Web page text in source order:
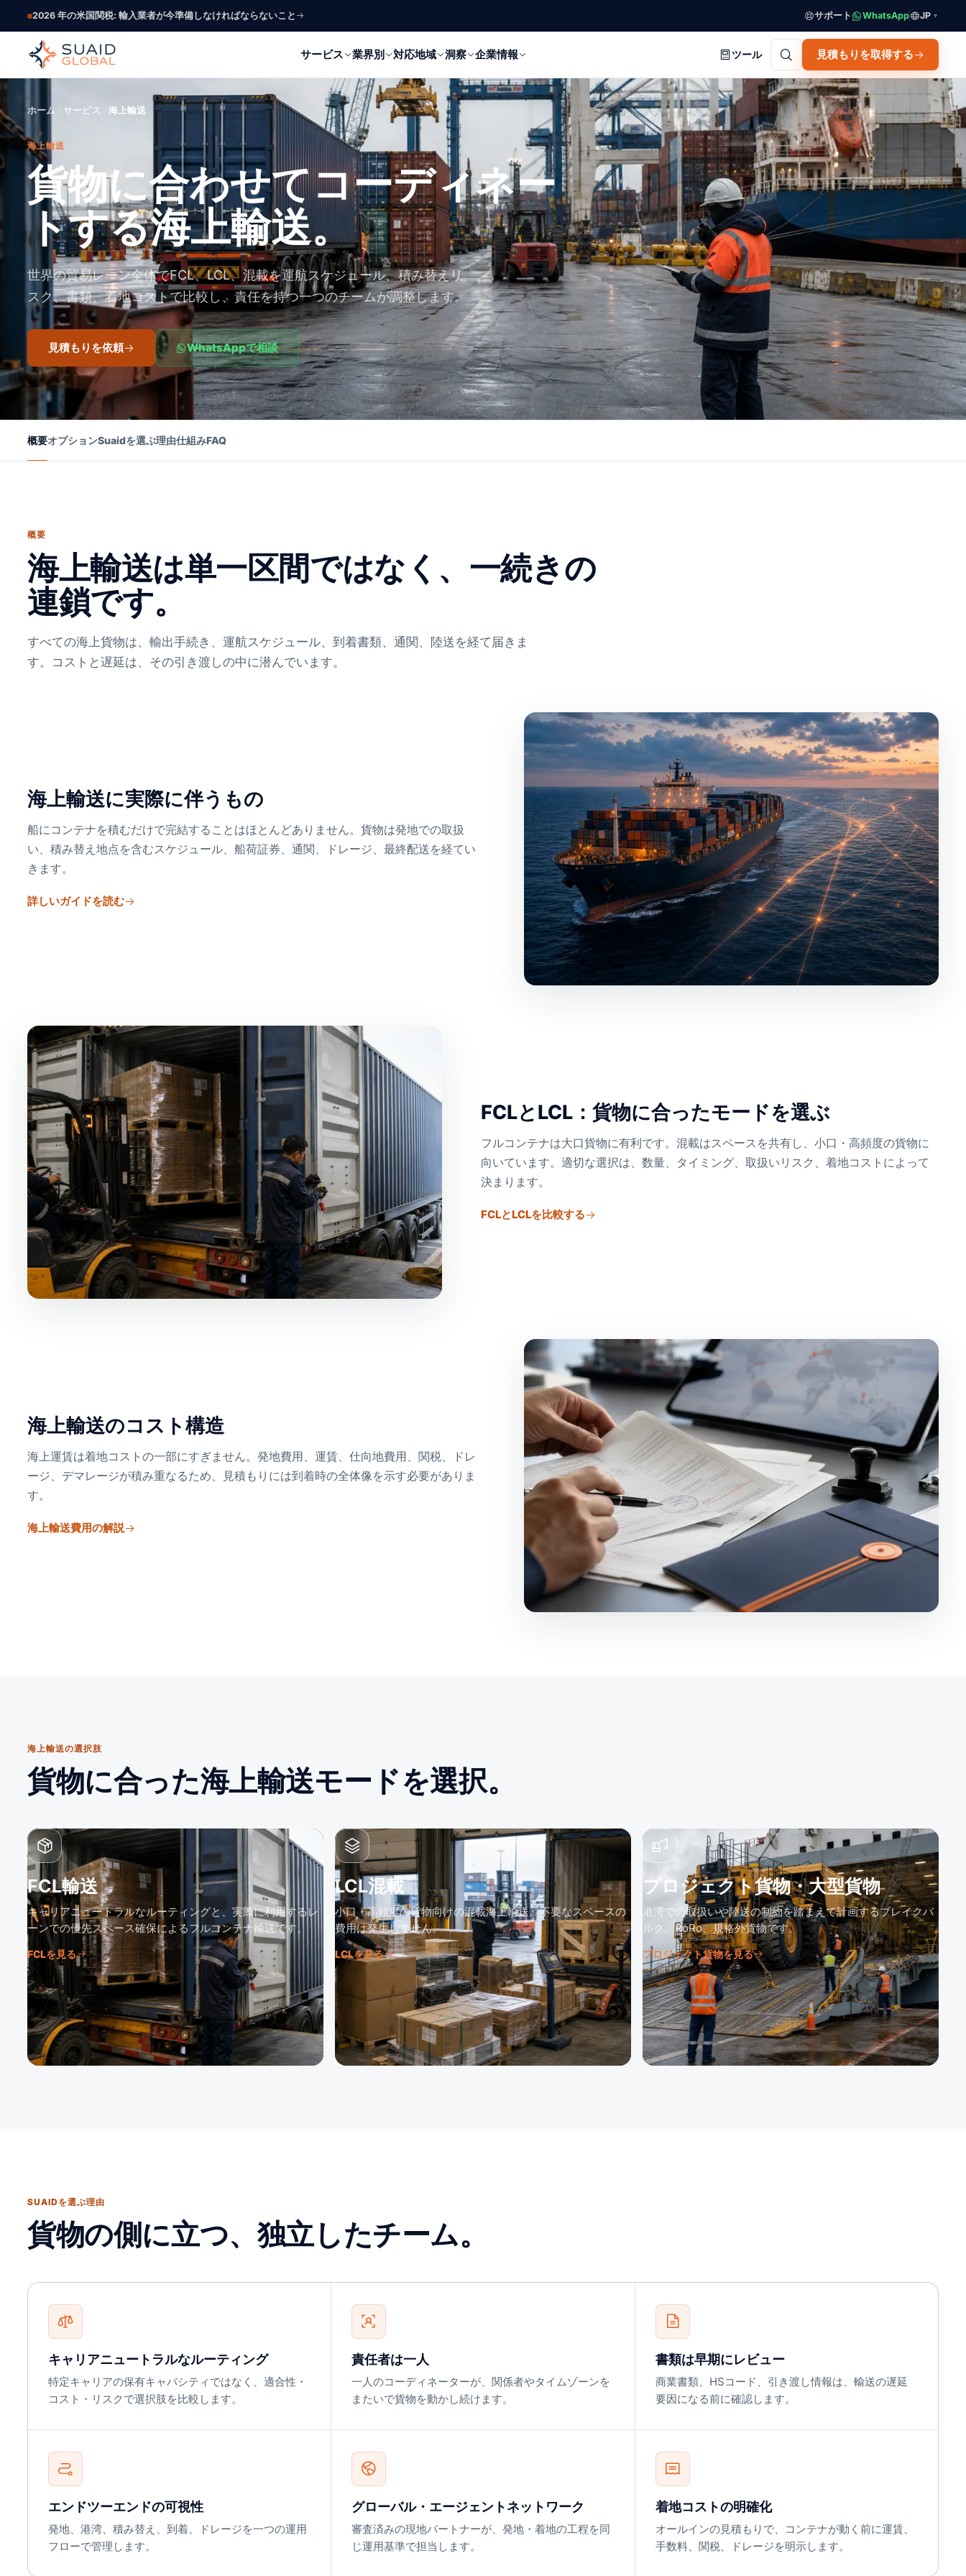
2026 年の米国関税: 輸入業者が今準備しなければならないこと サポート WhatsApp JP ▼
サービス 業界別 対応地域 洞察 企業情報 ツール 見積もりを取得する
ホーム サービス 海上輸送
海上輸送
貨物に合わせてコーディネー
トする海上輸送。
世界の貿易レーン全体でFCL、LCL、混載を運航スケジュール、積み替えリ
スク、書類、着地コストで比較し、責任を持つ一つのチームが調整します。
見積もりを依頼 WhatsAppで相談
概要オプションSuaidを選ぶ理由仕組みFAQ
概要
海上輸送は単一区間ではなく、一続きの
連鎖です。
すべての海上貨物は、輸出手続き、運航スケジュール、到着書類、通関、陸送を経て届きま
す。コストと遅延は、その引き渡しの中に潜んでいます。
海上輸送に実際に伴うもの
船にコンテナを積むだけで完結することはほとんどありません。貨物は発地での取扱
い、積み替え地点を含むスケジュール、船荷証券、通関、ドレージ、最終配送を経てい
きます。
詳しいガイドを読む
FCLとLCL：貨物に合ったモードを選ぶ
フルコンテナは大口貨物に有利です。混載はスペースを共有し、小口・高頻度の貨物に
向いています。適切な選択は、数量、タイミング、取扱いリスク、着地コストによって
決まります。
FCLとLCLを比較する
海上輸送のコスト構造
海上運賃は着地コストの一部にすぎません。発地費用、運賃、仕向地費用、関税、ドレ
ージ、デマレージが積み重なるため、見積もりには到着時の全体像を示す必要がありま
す。
海上輸送費用の解説
海上輸送の選択肢
貨物に合った海上輸送モードを選択。
FCL輸送
キャリアニュートラルなルーティングと、実際に利用するレ
ーンでの優先スペース確保によるフルコンテナ輸送です。
FCLを見る
LCL混載
小口・高頻度の貨物向けの混載海上輸送。不要なスペースの
費用は発生しません。
LCLを見る
プロジェクト貨物・大型貨物
港湾での取扱いや陸送の制約を踏まえて計画するブレイクバ
ルク、RoRo、規格外貨物です。
プロジェクト貨物を見る
SUAIDを選ぶ理由
貨物の側に立つ、独立したチーム。
キャリアニュートラルなルーティング
特定キャリアの保有キャパシティではなく、適合性・
コスト・リスクで選択肢を比較します。
責任者は一人
一人のコーディネーターが、関係者やタイムゾーンを
またいで貨物を動かし続けます。
書類は早期にレビュー
商業書類、HSコード、引き渡し情報は、輸送の遅延
要因になる前に確認します。
エンドツーエンドの可視性
発地、港湾、積み替え、到着、ドレージを一つの運用
フローで管理します。
グローバル・エージェントネットワーク
審査済みの現地パートナーが、発地・着地の工程を同
じ運用基準で担当します。
着地コストの明確化
オールインの見積もりで、コンテナが動く前に運賃、
手数料、関税、ドレージを明示します。